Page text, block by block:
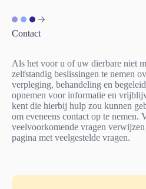
Contact
Als het voor u of uw dierbare niet
zelfstandig beslissingen te nemen
verpleging, behandeling en
opnemen voor informatie en
kent die hierbij hulp zou kunnen
om eveneens contact op te nemen.
veelvoorkomende vragen
pagina met veelgestelde vragen.